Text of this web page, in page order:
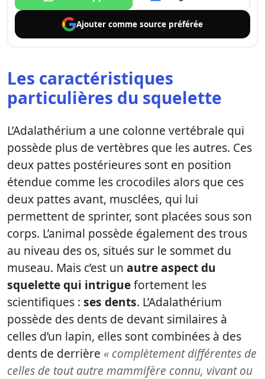
Ajouter comme source préférée
Les caractéristiques
particulières du squelette
L’Adalathérium a une colonne vertébrale qui
possède plus de vertèbres que les autres. Ces
deux pattes postérieures sont en position
étendue comme les crocodiles alors que ces
deux pattes avant, musclées, qui lui
permettent de sprinter, sont placées sous son
corps. L’animal possède également des trous
au niveau des os, situés sur le sommet du
museau. Mais c’est un autre aspect du
squelette qui intriguefortement les
scientifiques : ses dents. L’Adalathérium
possède des dents de devant similaires à
celles d’un lapin, elles sont combinées à des
dents de derrière « complètement différentes de
celles de tout autre mammifère connu, vivant ou